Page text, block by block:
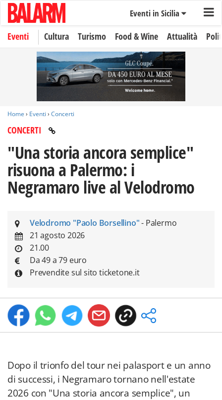
Eventi in Sicilia
Eventi Cultura Turismo Food & Wine Attualità
Home › Eventi › Concerti
CONCERTI
"Una storia ancora semplice"
risuona a Palermo: i
Negramaro live al Velodromo
Velodromo "Paolo Borsellino"- Palermo
21 agosto 2026
21.00
Da 49 a 79 euro
Prevendite sul sito ticketone.it
Dopo il trionfo del tour nei palasport e un anno
di successi, i Negramaro tornano nell'estate
2026 con "Una storia ancora semplice", un